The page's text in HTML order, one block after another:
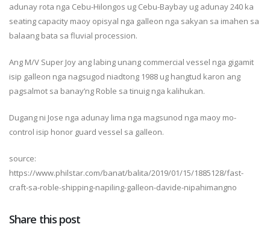
adunay rota nga Cebu-Hilongos ug Cebu-Baybay ug adunay 240 ka
seating capacity maoy opisyal nga galleon nga sakyan sa imahen sa
balaang bata sa fluvial procession.
Ang M/V Super Joy ang labing unang commercial vessel nga gigamit
isip galleon nga nagsugod niadtong 1988 ug hangtud karon ang
pagsalmot sa banay’ng Roble sa tinuig nga kalihukan.
Dugang ni Jose nga adunay lima nga magsunod nga maoy mo-
control isip honor guard vessel sa galleon.
source:
https://www.philstar.com/banat/balita/2019/01/15/1885128/fast-
craft-sa-roble-shipping-napiling-galleon-davide-nipahimangno
Share this post